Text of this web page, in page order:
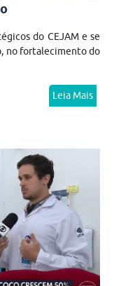
do CEJAM e se
no fortalecimento do
Leia Mais